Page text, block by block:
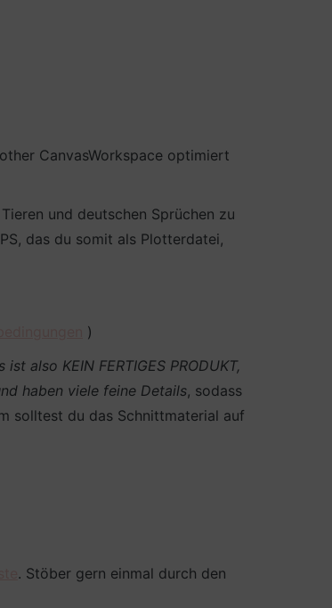
CanvasWorkspace optimiert
und deutschen Sprüchen zu
das du somit als Plotterdatei,
)
also KEIN FERTIGES PRODUKT,
haben viele feine Details, sodass
solltest du das Schnittmaterial auf
. Stöber gern einmal durch den